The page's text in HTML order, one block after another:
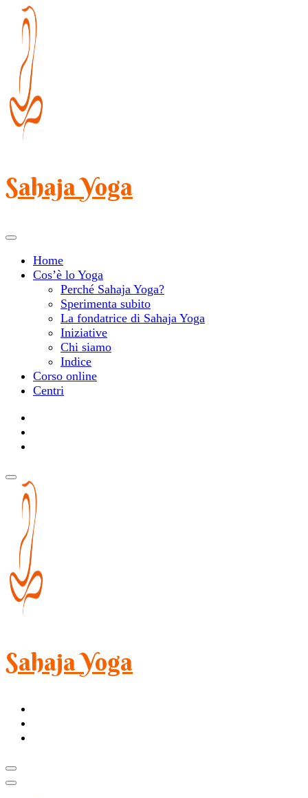
Salta
contenuto
(premi
Invio)
Sahaja Yoga
Home
Cos’è lo Yoga
Perché Sahaja Yoga?
Sperimenta subito
La fondatrice di Sahaja Yoga
Iniziative
Chi siamo
Indice
Corso online
Centri
Sahaja Yoga